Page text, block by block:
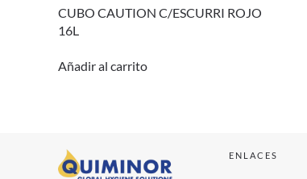
CUBO CAUTION C/ESCURRI ROJO
16L
Añadir al carrito
ENLACES